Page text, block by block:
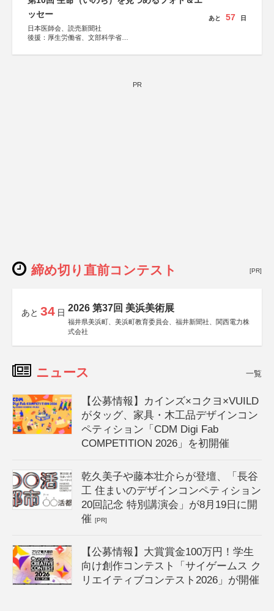
ッセー
日本医師会、読売新聞社
後援：厚生労働省、文部科学省
しん生命保険株式会社
あと 57 日
PR
締め切り直前コンテスト [PR]
あと 34 日 2026 第37回 美浜美術展
福井県美浜町、美浜町教育委員会、福井新聞社、関西電力株
式会社
ニュース 一覧
【公募情報】カインズ×コクヨ×VUILD
がタッグ、家具・木工品デザインコン
ペティション「CDM Digi Fab
COMPETITION 2026」を初開催
乾久美子や藤本壮介らが登壇、「長谷
工 住まいのデザインコンペティション
20回記念 特別講演会」が8月19日に開
催[PR]
【公募情報】大賞賞金100万円！学生
向け創作コンテスト「サイゲームス ク
リエイティブコンテスト2026」が開催